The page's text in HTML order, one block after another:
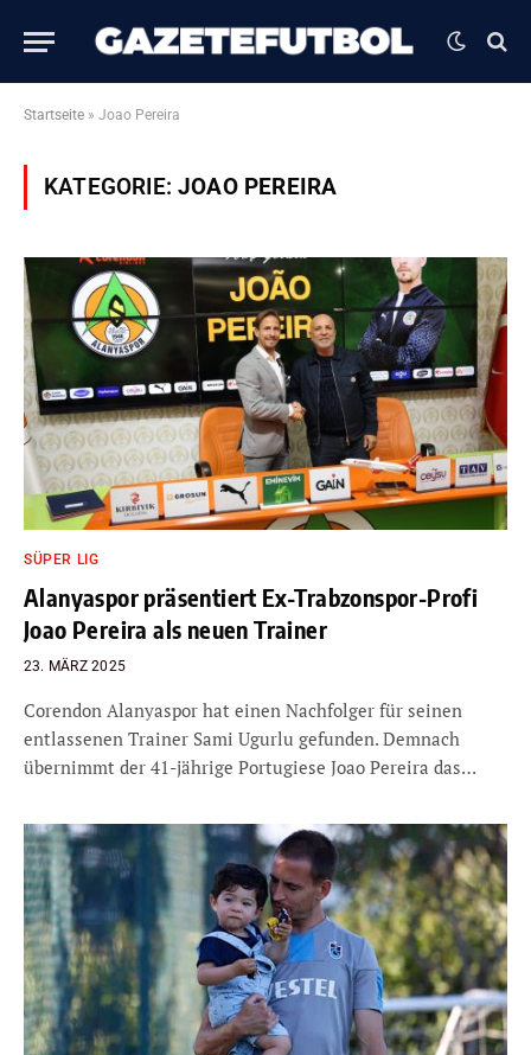
Startseite » Joao Pereira
KATEGORIE:JOAO PEREIRA
SÜPER LIG
Alanyaspor präsentiert Ex-Trabzonspor-Profi
Joao Pereira als neuen Trainer
23. MÄRZ 2025
Corendon Alanyaspor hat einen Nachfolger für seinen
entlassenen Trainer Sami Ugurlu gefunden. Demnach
übernimmt der 41-jährige Portugiese Joao Pereira das…